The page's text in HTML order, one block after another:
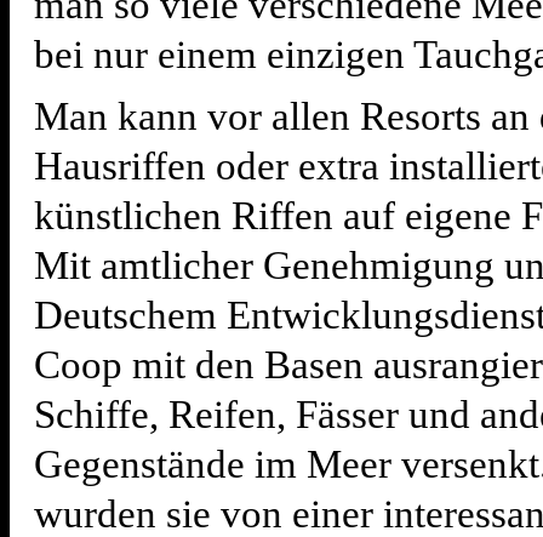
bei nur einem einzigen
Man kann vor allen Resorts an
Hausriffen oder extra
künstlichen Riffen auf eigene
Mit amtlicher Genehmigung
Deutschem
Coop mit den Basen
Schiffe, Reifen, Fässer und
Gegenstände im Meer
wurden sie von einer